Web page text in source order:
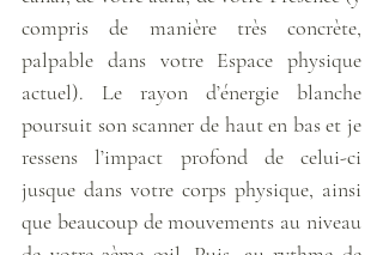
compris de manière très concrète,
palpable dans votre Espace physique
actuel). Le rayon d’énergie blanche
poursuit son scanner de haut en bas et je
ressens l’impact profond de celui-ci
jusque dans votre corps physique, ainsi
que beaucoup de mouvements au niveau